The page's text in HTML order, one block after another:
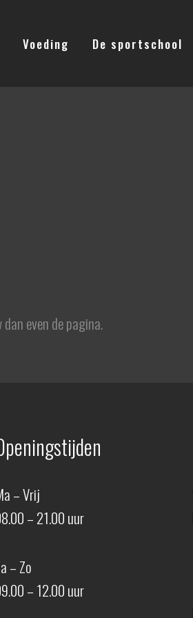
Voeding De sportschool
even de pagina.
– Vrij
– 21.00 uur
– Zo
– 12.00 uur